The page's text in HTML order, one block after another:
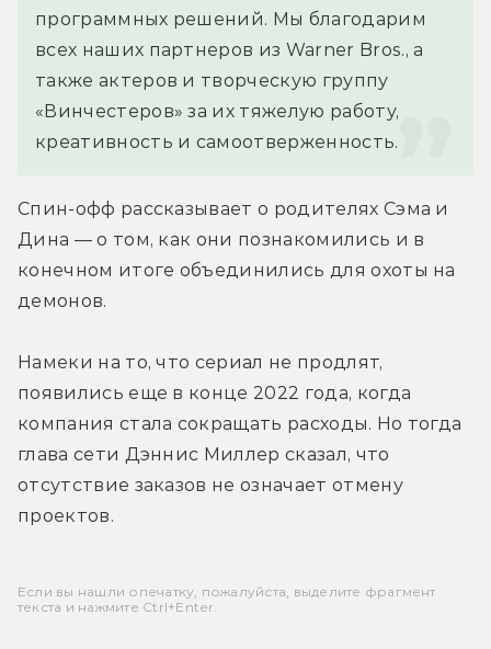
программных решений. Мы благодарим
всех наших партнеров из Warner Bros., а
также актеров и творческую группу
«Винчестеров» за их тяжелую работу,
креативность и самоотверженность.
Спин-офф рассказывает о родителях Сэма и
Дина — о том, как они познакомились и в
конечном итоге объединились для охоты на
демонов.
Намеки на то, что сериал не продлят,
появились еще в конце 2022 года, когда
компания стала сокращать расходы. Но тогда
глава сети Дэннис Миллер сказал, что
отсутствие заказов не означает отмену
проектов.
Если вы нашли опечатку, пожалуйста, выделите фрагмент
текста и нажмите Ctrl+Enter.